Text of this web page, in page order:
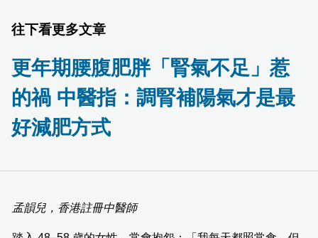
往下看更多文章
更年期腰腹肥胖「腎氣不足」惹
的禍 中醫指：調腎補陽氣才是最
好減肥方式
孟韻兒，香港註冊中醫師